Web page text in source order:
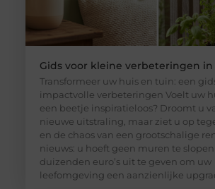
Gids voor kleine verbeteringen
Transformeer uw huis en tuin: een
impactvolle verbeteringen Voelt uw
een beetje inspiratieloos? Droomt u
nieuwe uitstraling, maar ziet u op
en de chaos van een grootschalige
nieuws: u hoeft geen muren te
duizenden euro’s uit te geven om uw
leefomgeving een aanzienlijke